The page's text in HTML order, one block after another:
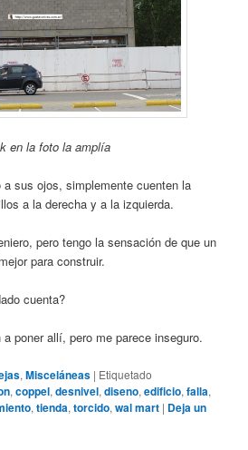
en la foto la amplía
sus ojos, simplemente cuenten la
a la derecha y a la izquierda.
pero tengo la sensación de que un
para construir.
cuenta?
poner allí, pero me parece inseguro.
,Misceláneas | Etiquetado
,coppel,desnivel,diseno,edificio,falla,
,tienda,torcido,wal mart | Deja un